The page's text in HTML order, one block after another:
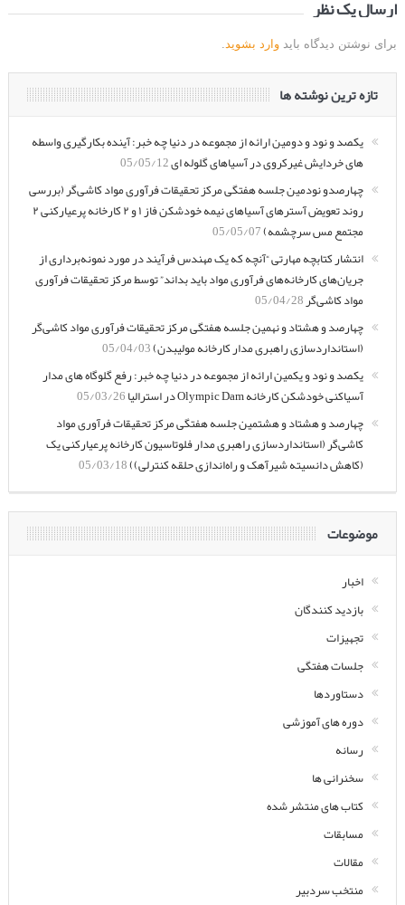
ارسال یک نظر
برای نوشتن دیدگاه باید وارد بشوید
تازه ترین نوشته ها
یکصد و نود و دومین ارائه از مجموعه در دنیا چه خبر: آینده بکارگیری واسطه
های خردایش غیرکروی در آسیاهای گلوله ای05/05/12
چهارصدو نودمین جلسه هفتگی مرکز تحقیقات فرآوری مواد کاشی‌گر (بررسی
روند تعویض آسترهای آسیاهای نیمه خودشکن فاز ۱ و ۲ کارخانه پرعیارکنی ۲
مجتمع مس سرچشمه)05/05/07
انتشار کتابچه مهارتی “آنچه که یک مهندس فرآیند در مورد نمونه‌برداری از
جریان‌های کارخانه‌های فرآوری مواد باید بداند” توسط مرکز تحقیقات فرآوری
مواد کاشی‌گر05/04/28
چهارصد و هشتاد و نهمین جلسه هفتگی مرکز تحقیقات فرآوری مواد کاشی‌گر
(استانداردسازی راهبری مدار کارخانه مولیبدن)05/04/03
یکصد و نود و یکمین ارائه از مجموعه در دنیا چه خبر: رفع گلوگاه های مدار
آسیاکنی خودشکن کارخانه Olympic Dam در استرالیا
05/03/26
چهارصد و هشتاد و هشتمین جلسه هفتگی مرکز تحقیقات فرآوری مواد
کاشی‌گر (استانداردسازی راهبری مدار فلوتاسیون کارخانه پرعیارکنی یک
(کاهش دانسیته شیرآهک و راه‌اندازی حلقه کنترلی))05/03/18
موضوعات
اخبار
بازدید کنندگان
تجهیزات
جلسات هفتگی
دستاوردها
دوره های آموزشی
رسانه
سخنرانی ها
کتاب های منتشر شده
مسابقات
مقالات
منتخب سردبیر